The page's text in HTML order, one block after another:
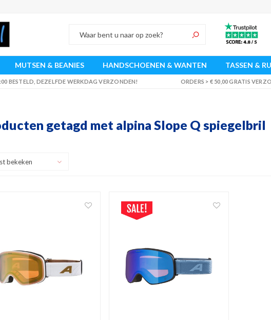
MUTSEN & BEANIES HANDSCHOENEN & WANTEN TASSEN &
BESTELD, DEZELFDE WERKDAG VERZONDEN! ORDERS > € 50,00 GRATIS
getagd met alpina Slope Q spiegelbril
bekeken